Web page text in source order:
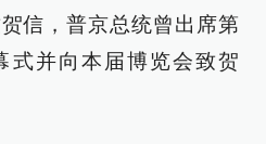
信，普京总统曾出席第
式并向本届博览会致贺